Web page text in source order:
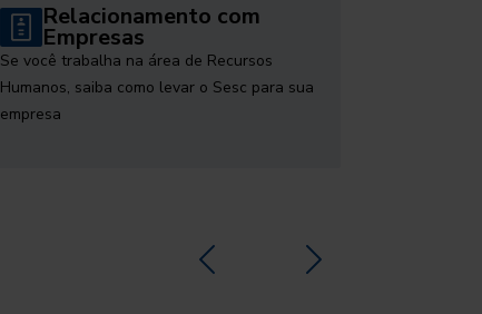
Relacionamento com
Empresas
Se você trabalha na área de Recursos
Humanos, saiba como levar o Sesc para sua
empresa